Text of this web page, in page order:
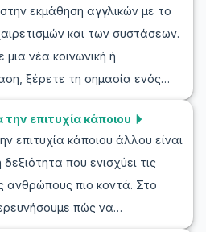
για να βελτιώσεις την
να ενισχύσεις τις αγγλικές
μάθημα προσφέρει σημαντικές
την αυτοπεποίθησή σου σε
εκμάθηση αγγλικών με το
και των συστάσεων.
νέα κοινωνική ή
ξέρετε τη σημασία ενός
Μέσω αυτού του άρθρου,
λεξιλόγιο και τις φράσεις
χαιρετισμού στα
πολιτιστικά στοιχεία
αλληλεπιδράσεις. Από
μέχρι παιχνίδια
επιτυχία κάποιου
επιτυχία κάποιου άλλου είναι
δεξιότητα που ενισχύει τις
ανθρώπους πιο κοντά. Στο
πώς να